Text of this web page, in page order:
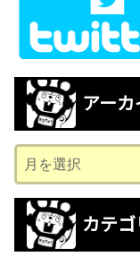
アーカ
ー
カ
ブ
カテゴ